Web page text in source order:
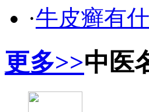
·牛皮癣有
更多>>中医